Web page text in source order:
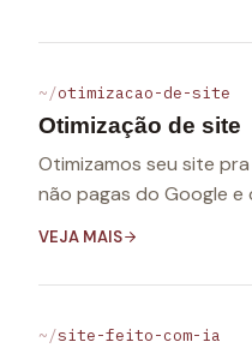
otimizacao-de-site
Otimização de site
Otimizamos seu site
não pagas do Google e
VEJA MAIS
site-feito-com-ia